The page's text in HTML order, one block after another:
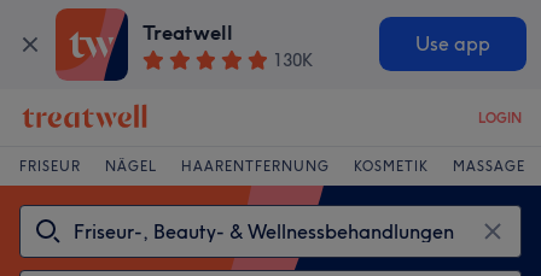
Treatwell
130K
Use app
LOGIN
FRISEUR NÄGEL HAARENTFERNUNG KOSMETIK MASSAGE